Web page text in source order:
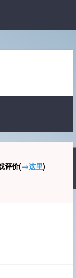
价(→这里)